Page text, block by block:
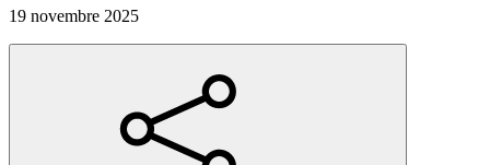
19 novembre 2025